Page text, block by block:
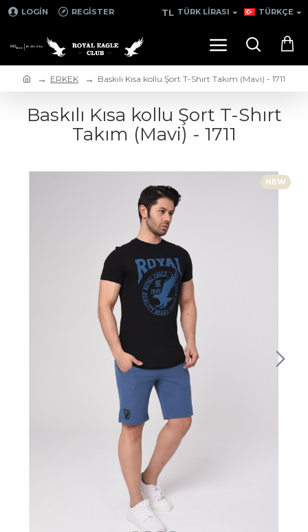
LOGIN REGISTER TL TÜRK LIRASI TÜRKÇE
ERKEK Baskılı Kısa kollu Şort T-Shırt Takım (Mavi) - 1711
Baskılı Kısa kollu Şort T-Shırt
Takım (Mavi) - 1711
NEW